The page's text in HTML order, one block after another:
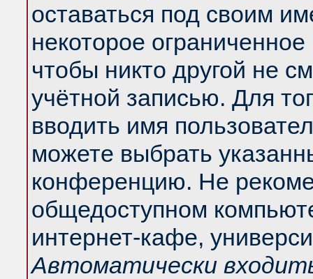
оставаться под своим
некоторое
чтобы никто другой не
учётной записью. Для
вводить имя
можете выбрать
конференцию. Не
общедоступном
интернет-кафе,
Автоматически